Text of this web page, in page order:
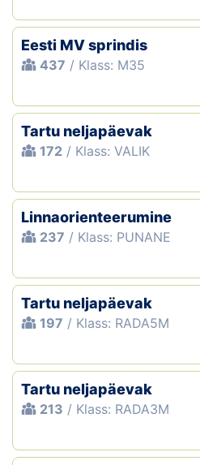
Eesti MV sprindis
437 / Klass: M35
Tartu neljapäevak
172 / Klass: VALIK
Linnaorienteerumine
237 / Klass: PUNANE
Tartu neljapäevak
197 / Klass: RADA5M
Tartu neljapäevak
213 / Klass: RADA3M